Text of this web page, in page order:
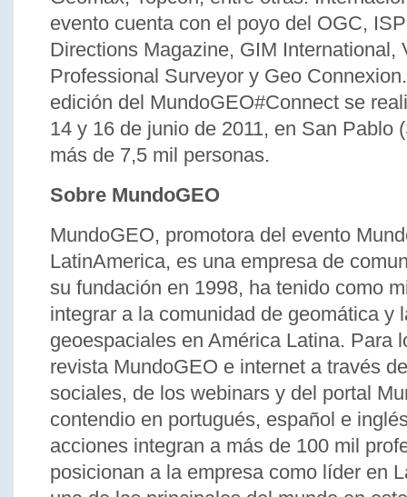
evento cuenta con el poyo del OGC,
Directions Magazine, GIM International,
Professional Surveyor y Geo
edición del MundoGEO#Connect se
14 y 16 de junio de 2011, en San Pablo
más de 7,5 mil personas.
Sobre MundoGEO
MundoGEO, promotora del evento
LatinAmerica, es una empresa de
su fundación en 1998, ha tenido como
integrar a la comunidad de geomática y
geoespaciales en América Latina. Para
revista MundoGEO e internet a través
sociales, de los webinars y del portal
contendio en portugués, español e
acciones integran a más de 100 mil
posicionan a la empresa como líder en